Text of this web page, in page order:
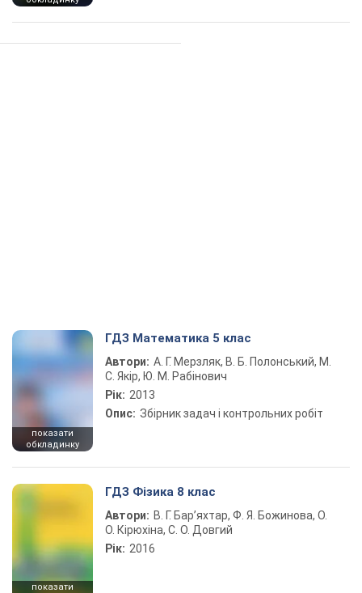
показати
обкладинку
ГДЗ Математика 5 клас
Автори: А. Г. Мерзляк, В. Б. Полонський, М.
С. Якір, Ю. М. Рабінович
Рік: 2013
Опис: Збірник задач і контрольних робіт
показати
ГДЗ Фізика 8 клас
Автори: В. Г. Бар’яхтар, Ф. Я. Божинова, О.
О. Кірюхіна, С. О. Довгий
Рік: 2016